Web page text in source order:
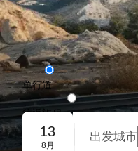
单行道
往返旅程
团体预订
13
8月
出发城市